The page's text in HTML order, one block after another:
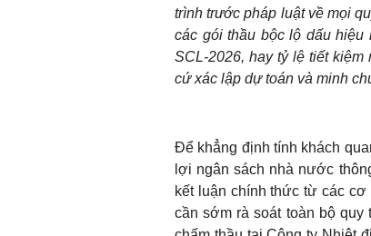
trình trước pháp luật về mọi
các gói thầu bộc lộ dấu hiệu
SCL-2026, hay tỷ lệ tiết
cứ xác lập dự toán và minh
Để khẳng định tính khách
lợi ngân sách nhà nước
kết luận chính thức từ các
cần sớm rà soát toàn bộ